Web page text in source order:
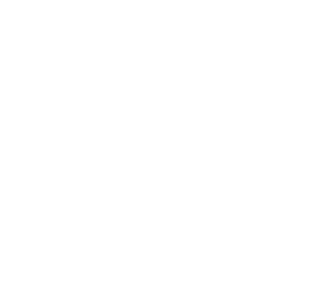
INNOVARI